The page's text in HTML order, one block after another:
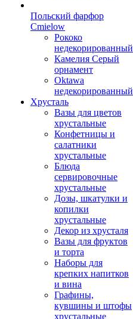
Польский фарфор
Сmielow
Рококо
недекорированный
Камелия Серый
орнамент
Oktawa
недекорированный
Хрусталь
Вазы для цветов
хрустальные
Конфетницы и
салатники
хрустальные
Блюда
сервировочные
хрустальные
Дозы, шкатулки и
копилки
хрустальные
Декор из хрусталя
Вазы для фруктов
и торта
Наборы для
крепких напитков
и вина
Графины,
кувшины и штофы
хрустальные